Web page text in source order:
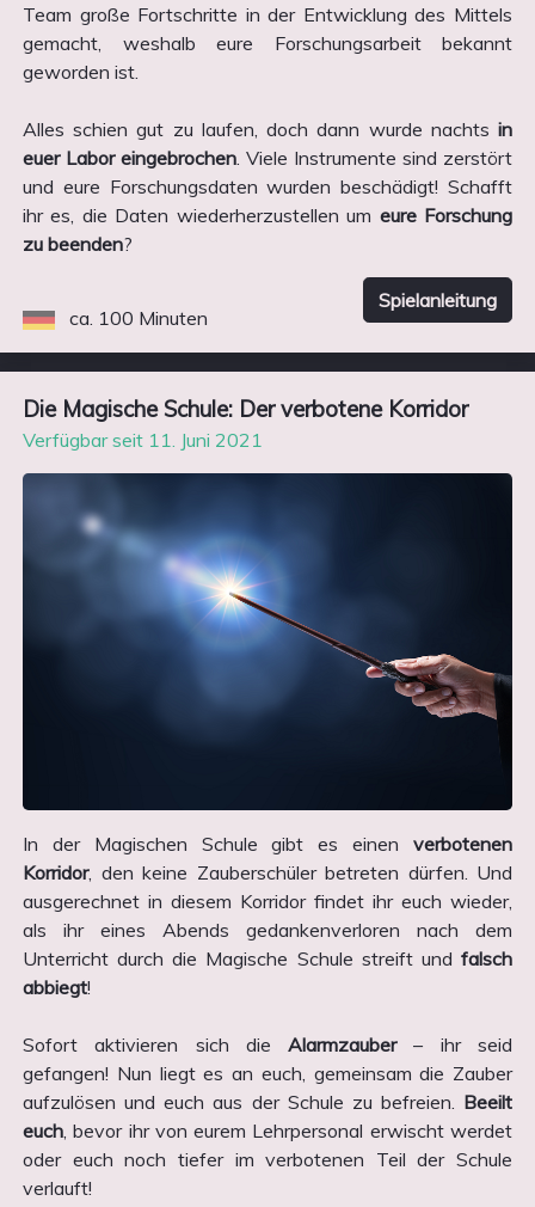
Team große Fortschritte in der Entwicklung des Mittels
gemacht, weshalb eure Forschungsarbeit bekannt
geworden ist.
Alles schien gut zu laufen, doch dann wurde nachts in
euer Labor eingebrochen . Viele Instrumente sind zerstört
und eure Forschungsdaten wurden beschädigt! Schafft
ihr es, die Daten wiederherzustellen um eure Forschung
zu beenden?
ca. 100 Minuten
Spielanleitung
Die Magische Schule: Der verbotene Korridor
Verfügbar seit 11. Juni 2021
In der Magischen Schule gibt es einen verbotenen
Korridor, den keine Zauberschüler betreten dürfen. Und
ausgerechnet in diesem Korridor findet ihr euch wieder,
als ihr eines Abends gedankenverloren nach dem
Unterricht durch die Magische Schule streift und falsch
abbiegt!
Sofort aktivieren sich dieAlarmzauber– ihr seid
gefangen! Nun liegt es an euch, gemeinsam die Zauber
aufzulösen und euch aus der Schule zu befreien. Beeilt
euch, bevor ihr von eurem Lehrpersonal erwischt werdet
oder euch noch tiefer im verbotenen Teil der Schule
verlauft!